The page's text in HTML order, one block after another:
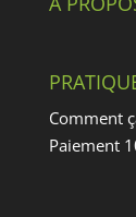
Comment
Paiement